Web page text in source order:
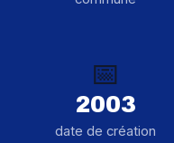
📅
2003
date de création